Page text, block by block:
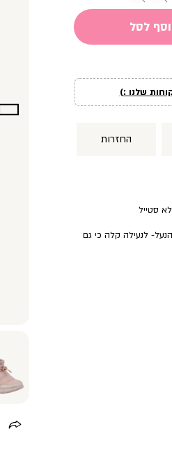
לסל
שלנו :)
החזרות
סטייל
לנעילה קלה כי גם